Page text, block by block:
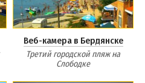
Веб-камера в Бердянске
Третий городской пляж на
Слободке